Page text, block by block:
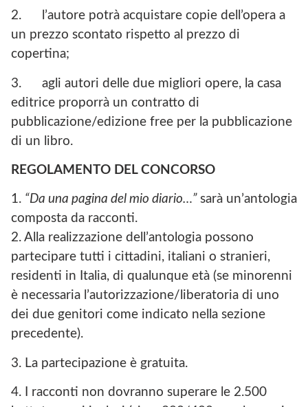
2.
l’autore potrà acquistare copie dell’opera a
un prezzo scontato rispetto al prezzo di
copertina;
3. agli autori delle due migliori opere, la casa
editrice proporrà un contratto di
pubblicazione/edizione free per la pubblicazione
di un libro.
REGOLAMENTO DEL CONCORSO
1. “Da una pagina del mio diario…” sarà un’antologia
composta da racconti.
2. Alla realizzazione dell’antologia possono
partecipare tutti i cittadini, italiani o stranieri,
residenti in Italia, di qualunque età (se minorenni
è necessaria l’autorizzazione/liberatoria di uno
dei due genitori come indicato nella sezione
precedente).
3. La partecipazione è gratuita.
4. I racconti non dovranno superare le 2.500